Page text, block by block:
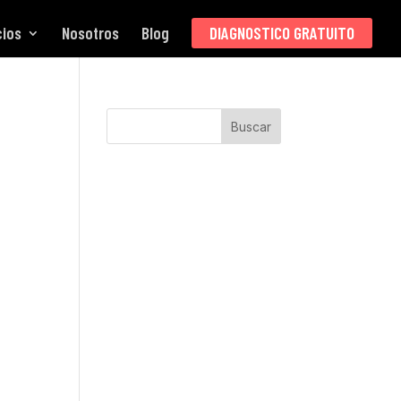
Nosotros Blog DIAGNOSTICO GRATUITO
Buscar